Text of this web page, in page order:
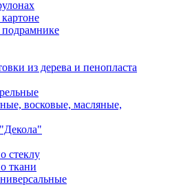
из дерева и пенопласта
восковые, масляные,
стеклу
ткани